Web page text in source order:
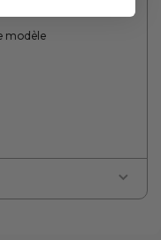
modèle